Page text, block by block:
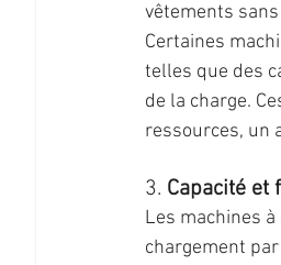
vêtements
Certaines
telles que des
de la charge.
ressources, un
3. Capacité et
Les machines
chargement